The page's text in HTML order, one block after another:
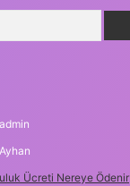
admin
Ayhan
Ücreti Nereye Ödenir